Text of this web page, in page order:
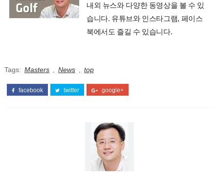
내외 뉴스와 다양한 동영상을 볼 수 있
습니다. 유튜브와 인스타그램, 페이스
북에서도 즐길 수 있습니다.
Tags: Masters News top
facebook twitter google+